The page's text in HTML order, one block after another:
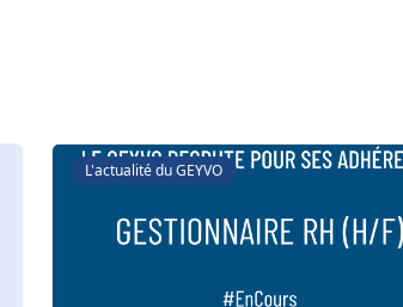
L'actualité du GEYVO